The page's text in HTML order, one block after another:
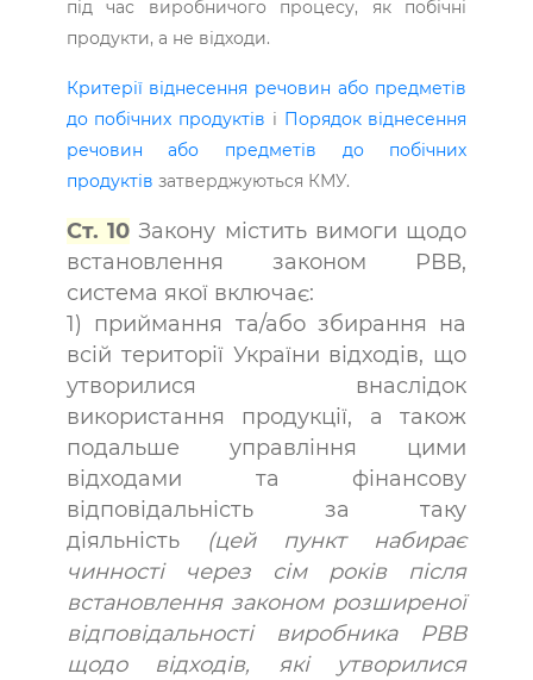
під час виробничого процесу, як побічні
продукти, а не відходи.
Критерії віднесення речовин або предметів
до побічних продуктів і Порядок віднесення
речовин або предметів до побічних
продуктів затверджуються КМУ.
Ст. 10Закону містить вимоги щодо
встановлення законом РВВ,
система якої включає:
1) приймання та/або збирання на
всій території України відходів, що
утворилися внаслідок
використання продукції, а також
подальше управління цими
відходами та фінансову
відповідальність за таку
діяльність (цей пункт набирає
чинності через сім років після
встановлення законом розширеної
відповідальності виробника РВВ
щодо відходів, які утворилися